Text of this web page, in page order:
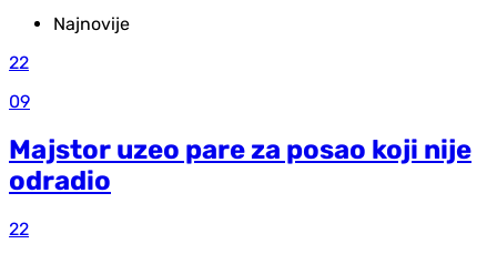
Najnovije
22
09
Majstor uzeo pare za posao koji nije
odradio
22